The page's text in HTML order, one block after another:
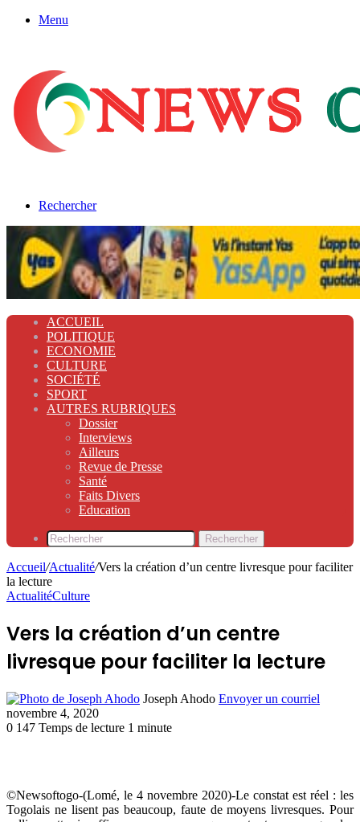
Menu
Rechercher
ACCUEIL
POLITIQUE
ECONOMIE
CULTURE
SOCIÉTÉ
SPORT
AUTRES RUBRIQUES
Dossier
Interviews
Ailleurs
Revue de Presse
Santé
Faits Divers
Education
Rechercher
Accueil/Actualité/Vers la création d’un centre livresque pour faciliter
la lecture
ActualitéCulture
Vers la création d’un centre
livresque pour faciliter la lecture
Joseph Ahodo Envoyer un courriel
novembre 4, 2020
0 147 Temps de lecture 1 minute
©Newsoftogo-(Lomé, le 4 novembre 2020)-Le constat est réel : les
Togolais ne lisent pas beaucoup, faute de moyens livresques. Pour